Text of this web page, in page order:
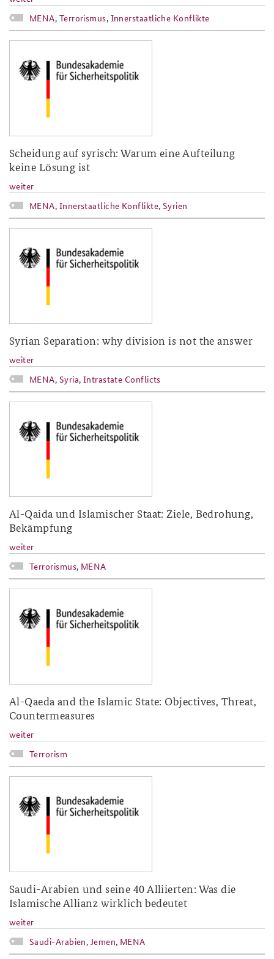
MENA, Terrorismus, Innerstaatliche Konflikte
Scheidung auf syrisch: Warum eine Aufteilung
keine Lösung ist
weiter
MENA, Innerstaatliche Konflikte, Syrien
Syrian Separation: why division is not the answer
weiter
MENA, Syria, Intrastate Conflicts
Al-Qaida und Islamischer Staat: Ziele, Bedrohung,
Bekämpfung
weiter
Terrorismus, MENA
Al-Qaeda and the Islamic State: Objectives, Threat,
Countermeasures
weiter
Terrorism
Saudi-Arabien und seine 40 Alliierten: Was die
Islamische Allianz wirklich bedeutet
weiter
Saudi-Arabien, Jemen, MENA